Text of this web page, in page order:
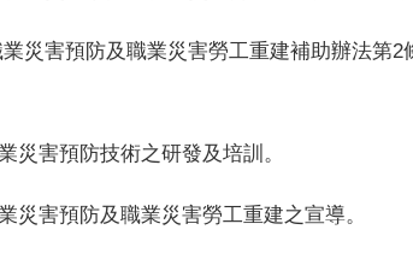
災害預防及職業災害勞工重建補助辦法第
災害預防技術之研發及培訓。
災害預防及職業災害勞工重建之宣導。